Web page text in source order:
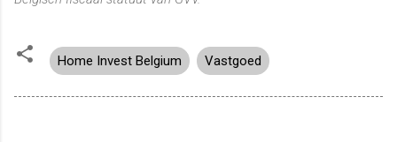
Home Invest Belgium Vastgoed